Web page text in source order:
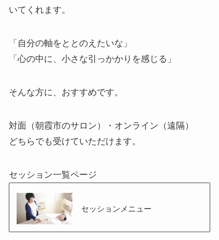
いてくれます。
「自分の軸をととのえたいな」
「心の中に、小さな引っかかりを感じる」
そんな方に、おすすめです。
対面（朝霞市のサロン）・オンライン（遠隔）
どちらでも受けていただけます。
セッション一覧ページ
セッションメニュー